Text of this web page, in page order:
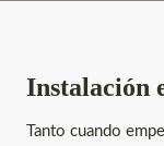
Instalación
Tanto cuando